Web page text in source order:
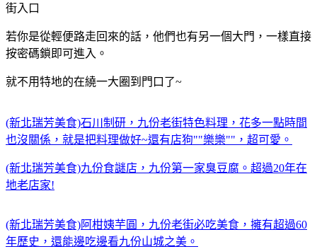
若你是從輕便路走回來的話，他們也有另一個大門，一樣直接
按密碼鎖即可進入。
就不用特地的在繞一大圈到門口了~
(新北瑞芳美食)石川制研，九份老街特色料理，花多一點時間
也沒關係，就是把料理做好~還有店狗""樂樂""，超可愛。
(新北瑞芳美食)九份食謎店，九份第一家臭豆腐。超過20年在
地老店家!
(新北瑞芳美食)阿柑姨芋圓，九份老街必吃美食，擁有超過60
年歷史，還能邊吃邊看九份山城之美。